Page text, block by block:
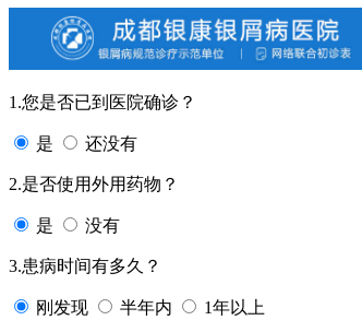
1.您是否已到医院确诊？
是 还没有
2.是否使用外用药物？
是 没有
3.患病时间有多久？
刚发现 半年内 1年以上